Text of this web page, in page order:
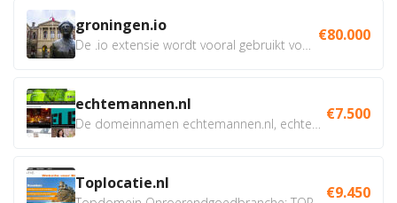
groningen.io €80.000
echtemannen.nl €7.500
Toplocatie.nl €9.450